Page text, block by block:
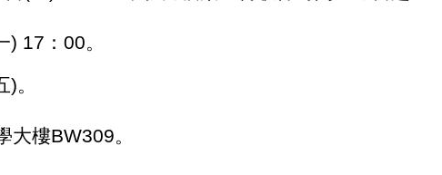
17：00。
。
樓BW309。